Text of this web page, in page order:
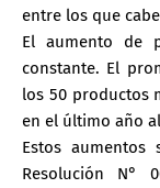
entre los que
El aumento de
constante. El
los 50 productos
en el último año
Estos
Resolución N°